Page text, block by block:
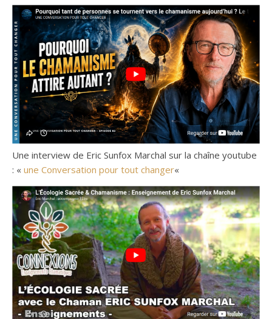
Une interview de Eric Sunfox Marchal sur la chaîne youtube
: « une Conversation pour tout changer«